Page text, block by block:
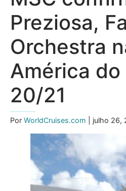
Preziosa,
Orchestra
América do
20/21
Por WorldCruises.com | julho 26,